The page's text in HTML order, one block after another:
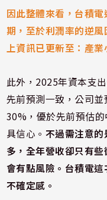
因此整體來看，台積
期，至於利潤率的逆
上資訊已更新至：產業
此外，2025年資本支
先前預測一致，公司
30%，優於先前預估
具信心。 不過需注意
多，全年營收卻只有
會有點風險。台積電
不確定感。